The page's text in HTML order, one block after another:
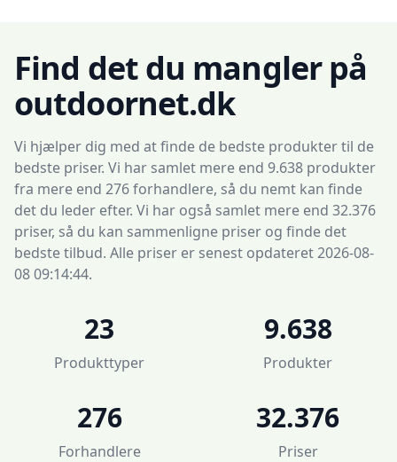
Find det du mangler på
outdoornet.dk
Vi hjælper dig med at finde de bedste produkter til de
bedste priser. Vi har samlet mere end 9.638 produkter
fra mere end 276 forhandlere, så du nemt kan finde
det du leder efter. Vi har også samlet mere end 32.376
priser, så du kan sammenligne priser og finde det
bedste tilbud. Alle priser er senest opdateret 2026-08-
08 09:14:44.
23
Produkttyper
9.638
Produkter
276
Forhandlere
32.376
Priser